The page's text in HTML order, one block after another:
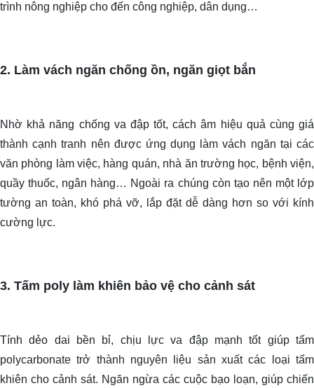
trình nông nghiệp cho đến công nghiệp, dân dụng…
2. Làm vách ngăn chống ồn, ngăn giọt bắn
Nhờ khả năng chống va đập tốt, cách âm hiệu quả cùng giá
thành cạnh tranh nên được ứng dụng làm vách ngăn tại các
văn phòng làm việc, hàng quán, nhà ăn trường học, bệnh viện,
quầy thuốc, ngân hàng… Ngoài ra chúng còn tạo nên một lớp
tường an toàn, khó phá vỡ, lắp đặt dễ dàng hơn so với kính
cường lực.
3. Tấm poly làm khiên bảo vệ cho cảnh sát
Tính dẻo dai bền bỉ, chịu lực va đập mạnh tốt giúp tấm
polycarbonate trở thành nguyên liệu sản xuất các loại tấm
khiên cho cảnh sát. Ngăn ngừa các cuộc bạo loạn, giúp chiến